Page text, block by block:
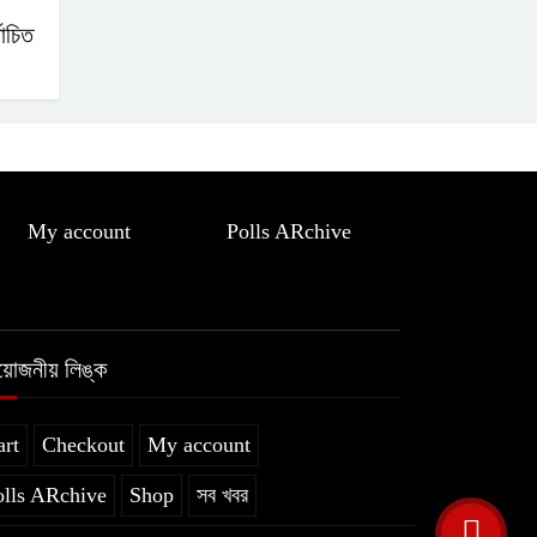
My account
Polls ARchive
লিঙ্ক
Checkout My account
ARchive Shop সব খবর